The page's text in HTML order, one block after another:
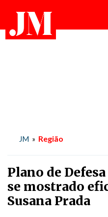
JM » Região
Plano de
se mostrado
Susana Prada